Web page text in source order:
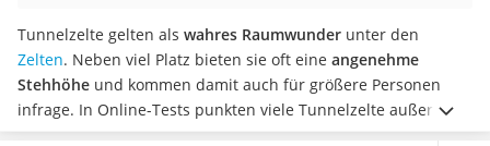
E-Bike-Dreirad
Trekkingschuhe Herren
Reisetasche mit Rollen
Klimmzugstation
Koffer
Tunnelzelte gelten als wahres Raumwunder unter den
Zelten. Neben viel Platz bieten sie oft eine angenehme
Stehhöhe und kommen damit auch für größere Personen
infrage. In Online-Tests punkten viele Tunnelzelte außerdem
mit einerVielzahl an Schlafkammern. Somit können Sie den